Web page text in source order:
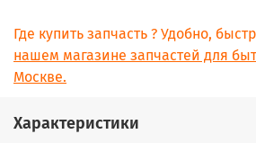
Характеристики
Где купить запчасть ? Удобно,
нашем магазине запчастей для
Москве.